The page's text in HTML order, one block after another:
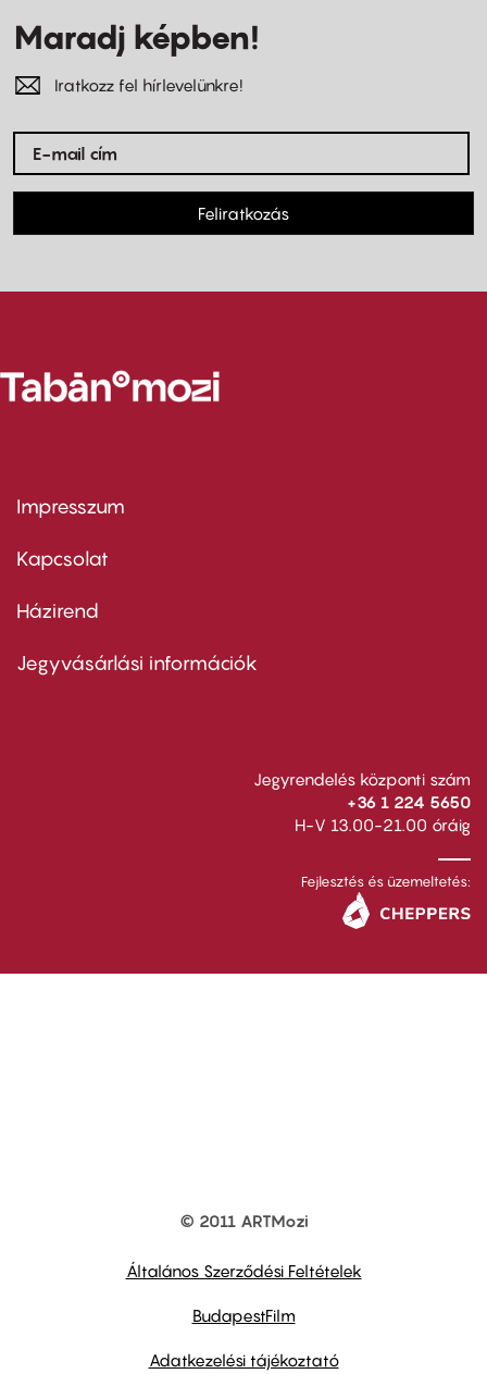
Maradj képben!
Iratkozz fel hírlevelünkre!
Feliratkozás
Footer
first
Impresszum
Kapcsolat
Footer
second
Házirend
Jegyvásárlási információk
Jegyrendelés központi szám
+36 1 224 5650
H-V 13.00-21.00 óráig
Fejlesztés és üzemeltetés:
© 2011 ARTMozi
Általános Szerződési Feltételek
BudapestFilm
Adatkezelési tájékoztató